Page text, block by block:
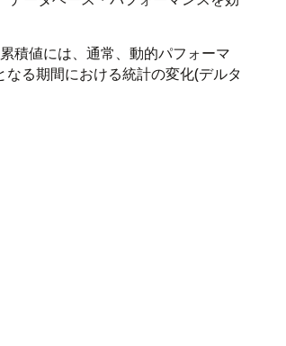
積値には、通常、動的パフォーマ
る期間における統計の変化(デルタ